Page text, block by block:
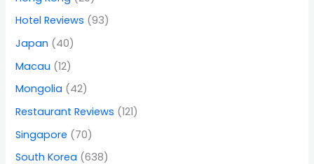
Hotel Reviews (93)
Japan (40)
Macau (12)
Mongolia (42)
Restaurant Reviews (121)
Singapore (70)
South Korea (638)